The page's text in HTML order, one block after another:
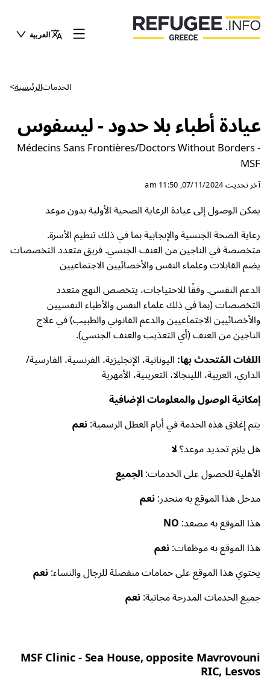
العربية
الرئيسية> الخدمات
عيادة أطباء بلا حدود - ليسفوس
Médecins Sans Frontières/Doctors Without Borders -
MSF
آخر تحديث07/11/2024, 11:50 am
يمكن الوصول إلى عيادة الرعاية الصحية الأولية بدون موعد
رعاية الصحة الجنسية والإنجابية بما في ذلك تنظيم الأسرة.
متخصصة في الناجين من العنف الجنسي. فريق متعدد التخصصات
يضم القابلات وعلماء النفس والأخصائيين الاجتماعيين
الدعم النفسي. وفقًا للاحتياجات، يتخصص النهج متعدد
التخصصات (بما في ذلك علماء النفس والأطباء النفسيين
والأخصائيين الاجتماعيين والدعم القانوني والطبيب) في علاج
الناجين من العنف (أي التعذيب والعنف الجنسي).
اللغات المُتحدث بها:اليونانية، الإنجليزية، الفرنسية، الفارسية/
الداري، العربية، اللينجالا، التغرينية، الأمهرية
إمكانية الوصول والمعلومات الإضافية
يتم إغلاق هذه الخدمة في أيام العطل الرسمية:نعم
هل يلزم تحديد موعد؟لا
الأهلية للحصول على الخدمات:الجميع
مدخل هذا الموقع به منحدر:نعم
هذا الموقع به مصعد:NO
هذا الموقع به موظفات:نعم
يحتوي هذا الموقع على حمامات منفصلة للرجال والنساء:نعم
جميع الخدمات المدرجة مجانية:نعم
MSF Clinic - Sea House, opposite Mavrovouni
RIC, Lesvos